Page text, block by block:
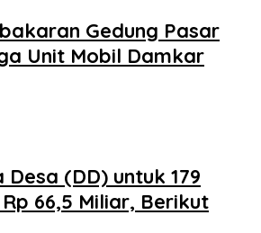
Gedung Pasar
Unit Mobil Damkar
(DD) untuk 179
66,5 Miliar, Berikut